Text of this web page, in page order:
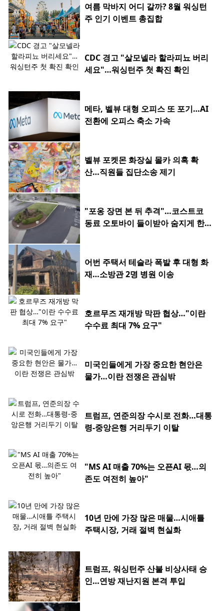
여름 막바지 어디 갈까? 8월 워싱턴
주 인기 이벤트 총집합
CDC 경고 "살모넬라 할라피뇨 버리
세요"…워싱턴주 첫 확진 확인
메타, 벨뷰 대형 오피스 또 포기…AI
전환에 오피스 축소 가속
벨뷰 포켓몬 화장실 몰카 의혹 확
산…직원들 집단소송 제기
"포옹 장면 본 뒤 추격"…코스트코
동료 오토바이 들이받아 숨지게 한 2
어번 주택서 테슬라 폭발 후 대형 화
재…소방관 2명 병원 이송
호르무즈 재개방 막판 협상…"이란
수수료 최대 7% 요구"
미국인들에게 가장 중요한 현안은
물가…이란 전쟁은 관심밖
트럼프, 연준의장 수시로 전화…대통
령-중앙은행 거리두기 이탈
"MS AI 매출 70%는 오픈AI 몫…의
존도 여전히 높아"
10년 만에 가장 많은 매물…시애틀
주택시장, 거래 절벽 현실화
트럼프, 워싱턴주 산불 비상사태 승
인…연방 재난지원 본격 투입